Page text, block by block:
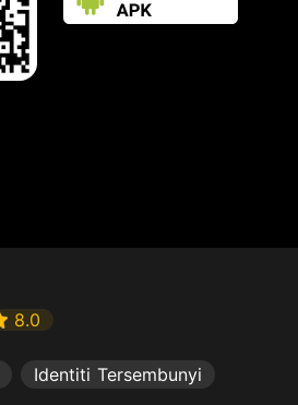
8.0
Identiti Tersembunyi